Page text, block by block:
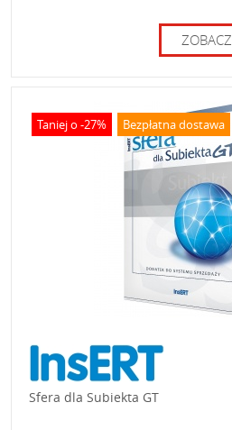
ZOBACZ
Taniej o -27% Bezpłatna dostawa
Sfera dla Subiekta GT